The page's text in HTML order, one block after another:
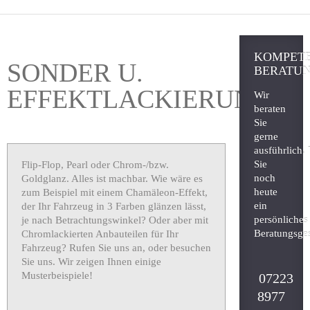
SONDER U.
EFFEKTLACKIERUNG
Flip-Flop, Pearl oder Chrom-/bzw.
Goldglanz. Alles ist machbar. Wie wäre es
zum Beispiel mit einem Chamäleon-Effekt,
der Ihr Fahrzeug in 3 Farben glänzen lässt,
je nach Betrachtungswinkel? Oder aber mit
Chromlackierten Anbauteilen für Ihr
Fahrzeug? Rufen Sie uns an, oder besuchen
Sie uns. Wir zeigen Ihnen einige
Musterbeispiele!
Wir
beraten
Sie
gerne
ausführlich.
Sie
noch
heute
ein
persönliches
07223
8977